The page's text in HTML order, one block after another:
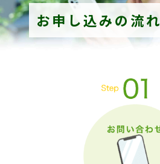
お申し込みの流れ